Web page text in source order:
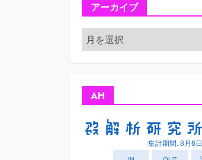
アーカイブ
ア
ー
カ
AH